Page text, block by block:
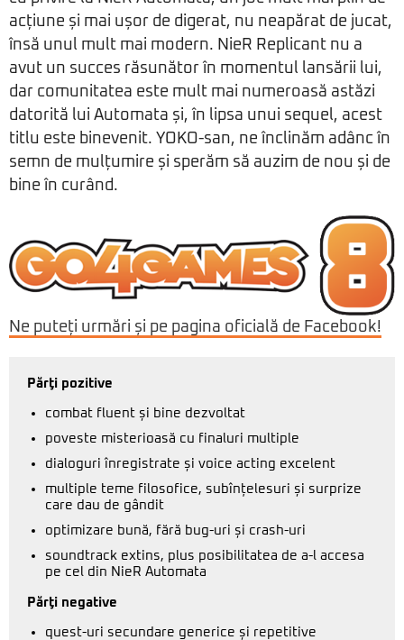
acțiune și mai ușor de digerat, nu neapărat de jucat,
însă unul mult mai modern. NieR Replicant nu a
avut un succes răsunător în momentul lansării lui,
dar comunitatea este mult mai numeroasă astăzi
datorită lui Automata și, în lipsa unui sequel, acest
titlu este binevenit. YOKO-san, ne înclinăm adânc în
semn de mulțumire și sperăm să auzim de nou și de
bine în curând.
Ne puteți urmări și pe pagina oficială de Facebook!
Părţi pozitive
combat fluent și bine dezvoltat
poveste misterioasă cu finaluri multiple
dialoguri înregistrate și voice acting excelent
multiple teme filosofice, subînțelesuri și surprize
care dau de gândit
optimizare bună, fără bug-uri și crash-uri
soundtrack extins, plus posibilitatea de a-l accesa
pe cel din NieR Automata
Părţi negative
quest-uri secundare generice și repetitive